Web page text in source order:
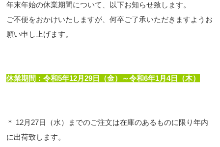
年末年始の休業期間について、以下お知らせ致します。
ご不便をおかけいたしますが、何卒ご了承いただきますようお
願い申し上げます。
休業期間：令和5年12月29日（金）～令和6年1月4日（木）
＊ 12月27日（水）までのご注文は在庫のあるものに限り年内
に出荷致します。